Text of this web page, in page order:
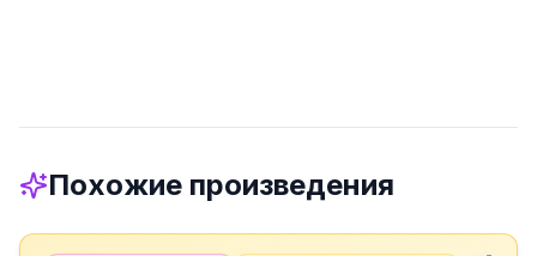
Похожие произведения